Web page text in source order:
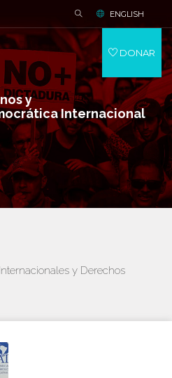
y
Internacional
ENGLISH
DONAR
y Derechos